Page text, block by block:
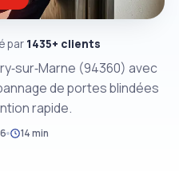
(94360) avec
de portes blindées
rapide.
14 min
par 1435+ clients